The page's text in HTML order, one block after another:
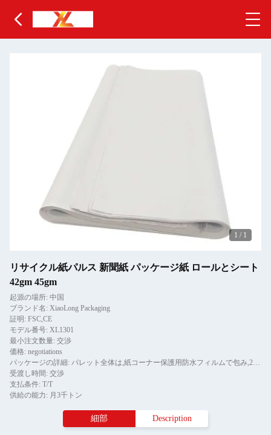
1 / 1
リサイクル紙パルス 新聞紙 パッケージ紙 ロールとシート
42gm 45gm
起源の場所: 中国
ブランド名: XiaoLong Packaging
証明: FSC,CE
モデル番号: XL1301
最小注文数量: 交渉
価格: negotiations
パッケージの詳細: パレット全体は,紙コーナー保護用防水フィルムで包み,2ピースのテールストライプで固定されています.
受渡し時間: 交渉
支払条件: T/T
供給の能力: 月3千トン
細部 Description